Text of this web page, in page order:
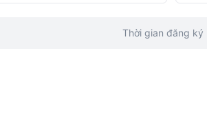
Thời gian đăng ký